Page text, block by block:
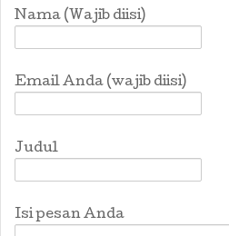
Nama (Wajib diisi)
Email Anda (wajib diisi)
Judul
Isi pesan Anda